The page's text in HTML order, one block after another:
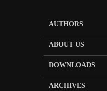
AUTHORS
ABOUT US
DOWNLOADS
ARCHIVES